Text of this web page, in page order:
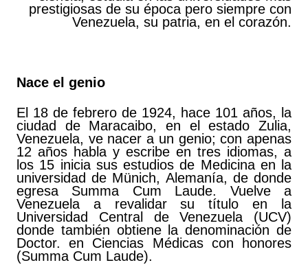
prestigiosas de su época pero siempre con
Venezuela, su patria, en el corazón.
Nace el genio
El 18 de febrero de 1924, hace 101 años, la
ciudad de Maracaibo, en el estado Zulia,
Venezuela, ve nacer a un genio; con apenas
12 años habla y escribe en tres idiomas, a
los 15 inicia sus estudios de Medicina en la
universidad de Münich, Alemanía, de donde
egresa Summa Cum Laude. Vuelve a
Venezuela a revalidar su título en la
Universidad Central de Venezuela (UCV)
donde también obtiene la denominación de
Doctor. en Ciencias Médicas con honores
(Summa Cum Laude).